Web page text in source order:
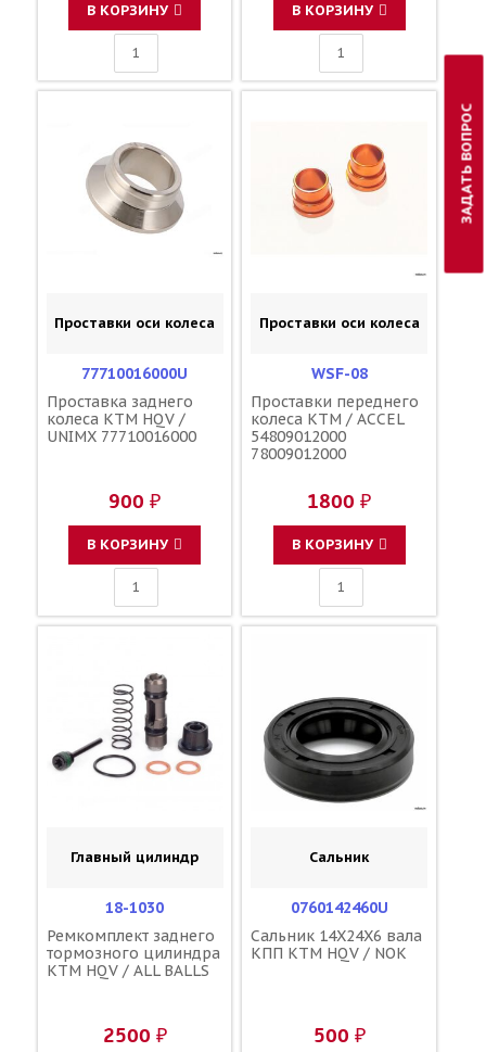
В КОРЗИНУ В КОРЗИНУ
Проставки оси колеса
77710016000U
Проставка заднего
колеса KTM HQV /
UNIMX 77710016000
900 ₽
В КОРЗИНУ
Проставки оси колеса
WSF-08
Проставки переднего
колеса KTM / ACCEL
54809012000
78009012000
1800 ₽
В КОРЗИНУ
Главный цилиндр
18-1030
Ремкомплект заднего
тормозного цилиндра
KTM HQV / ALL BALLS
2500 ₽
Сальник
0760142460U
Сальник 14X24X6 вала
КПП KTM HQV / NOK
500 ₽
ЗАДАТЬ ВОПРОС